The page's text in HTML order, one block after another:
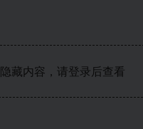
隐藏内容，请登录后查看